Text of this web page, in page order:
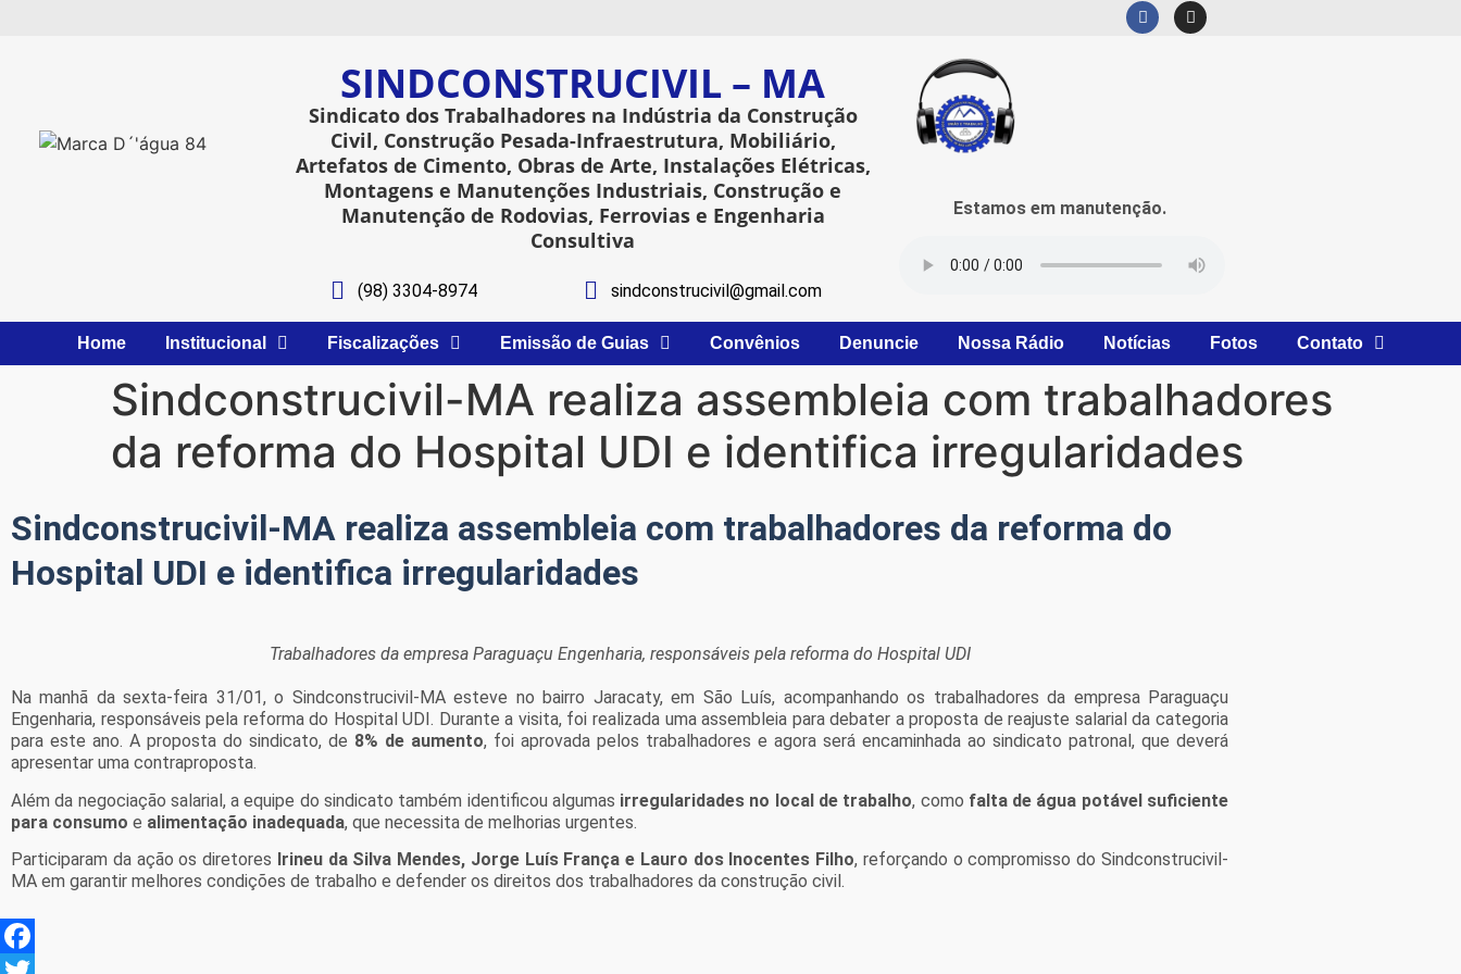
SINDCONSTRUCIVIL – MA
Sindicato dos Trabalhadores na Indústria da Construção
Civil, Construção Pesada-Infraestrutura, Mobiliário,
Artefatos de Cimento, Obras de Arte, Instalações Elétricas,
Montagens e Manutenções Industriais, Construção e
Manutenção de Rodovias, Ferrovias e Engenharia
Consultiva
(98) 3304-8974 sindconstrucivil@gmail.com
Estamos em manutenção.
Home Institucional Fiscalizações Emissão de Guias Convênios Denuncie Nossa Rádio Notícias Fotos Contato
Sindconstrucivil-MA realiza assembleia com trabalhadores
da reforma do Hospital UDI e identifica irregularidades
Sindconstrucivil-MA realiza assembleia com trabalhadores da reforma do
Hospital UDI e identifica irregularidades
Trabalhadores da empresa Paraguaçu Engenharia, responsáveis pela reforma do Hospital UDI
Na manhã da sexta-feira 31/01, o Sindconstrucivil-MA esteve no bairro Jaracaty, em São Luís, acompanhando os trabalhadores da empresa Paraguaçu
Engenharia, responsáveis pela reforma do Hospital UDI. Durante a visita, foi realizada uma assembleia para debater a proposta de reajuste salarial da categoria
para este ano. A proposta do sindicato, de 8% de aumento, foi aprovada pelos trabalhadores e agora será encaminhada ao sindicato patronal, que deverá
apresentar uma contraproposta.
Além da negociação salarial, a equipe do sindicato também identificou algumas irregularidades no local de trabalho, como falta de água potável suficiente
para consumo e alimentação inadequada, que necessita de melhorias urgentes.
Participaram da ação os diretores Irineu da Silva Mendes, Jorge Luís França e Lauro dos Inocentes Filho, reforçando o compromisso do Sindconstrucivil-
MA em garantir melhores condições de trabalho e defender os direitos dos trabalhadores da construção civil.